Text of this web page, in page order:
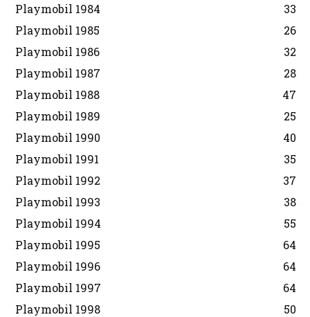
Playmobil 1984
33
Playmobil 1985
26
Playmobil 1986
32
Playmobil 1987
28
Playmobil 1988
47
Playmobil 1989
25
Playmobil 1990
40
Playmobil 1991
35
Playmobil 1992
37
Playmobil 1993
38
Playmobil 1994
55
Playmobil 1995
64
Playmobil 1996
64
Playmobil 1997
64
Playmobil 1998
50